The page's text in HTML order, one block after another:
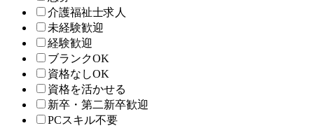
介護福祉士求人
未経験歓迎
経験歓迎
ブランクOK
資格なしOK
資格を活かせる
新卒・第二新卒歓迎
PCスキル不要